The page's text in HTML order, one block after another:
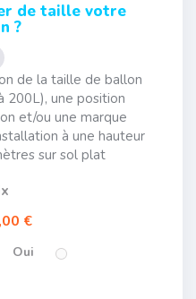
de taille votre
?
de la taille de ballon
200L), une position
et/ou une marque
à une hauteur
sur sol plat
€
Oui